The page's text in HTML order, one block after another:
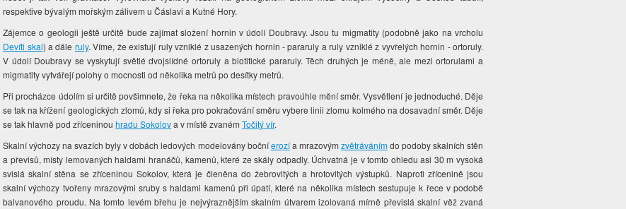
respektive bývalým mořským zálivem u Čáslavi a Kutné Hory.
Zájemce o geologii ještě určitě bude zajímat složení hornin v údolí Doubravy. Jsou tu migmatity (podobně jako na vrcholu
Devíti skal) a dále ruly. Víme, že existují ruly vzniklé z usazených hornin - pararuly a ruly vzniklé z vyvřelých hornin - ortoruly.
V údolí Doubravy se vyskytují světlé dvojslídné ortoruly a biotitické pararuly. Těch druhých je méně, ale mezi ortorulami a
migmatity vytvářejí polohy o mocnosti od několika metrů po desítky metrů.
Při procházce údolím si určitě povšimnete, že řeka na několika místech pravoúhle mění směr. Vysvětlení je jednoduché. Děje
se tak na křížení geologických zlomů, kdy si řeka pro pokračování směru vybere linii zlomu kolmého na dosavadní směr. Děje
se tak hlavně pod zříceninouhradu Sokolova v místě zvanémTočitý vír.
Skalní výchozy na svazích byly v dobách ledových modelovány bočníerozía mrazovým zvětrávánímdo podoby skalních stěn
a převisů, místy lemovaných haldami hranáčů, kamenů, které ze skály odpadly. Úchvatná je v tomto ohledu asi 30 m vysoká
svislá skalní stěna se zříceninou Sokolov, která je členěna do žebrovitých a hrotovitých výstupků. Naproti zřícenině jsou
skalní výchozy tvořeny mrazovými sruby s haldami kamenů při úpatí, které na několika místech sestupuje k řece v podobě
balvanového proudu. Na tomto levém břehu je nejvýraznějším skalním útvarem izolovaná mírně převislá skalní věž zvaná